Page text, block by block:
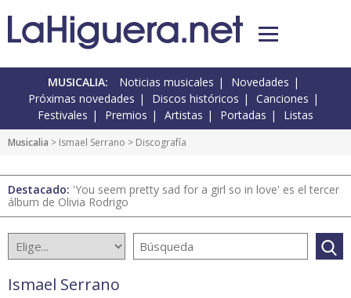
MUSICALIA: Noticias musicales
Novedades
Próximas novedades
Discos históricos
Canciones
Festivales
Premios Artistas Portadas Listas
Musicalia > Ismael Serrano > Discografía
Destacado: 'You seem pretty sad for a girl so in love' es el tercer
álbum de Olivia Rodrigo
Ismael Serrano